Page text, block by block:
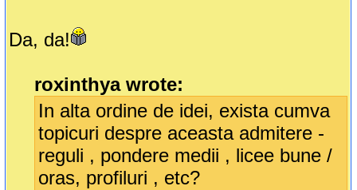
Da, da!
roxinthya wrote:
In alta ordine de idei, exista cumva
topicuri despre aceasta admitere -
reguli , pondere medii , licee bune /
oras, profiluri , etc?